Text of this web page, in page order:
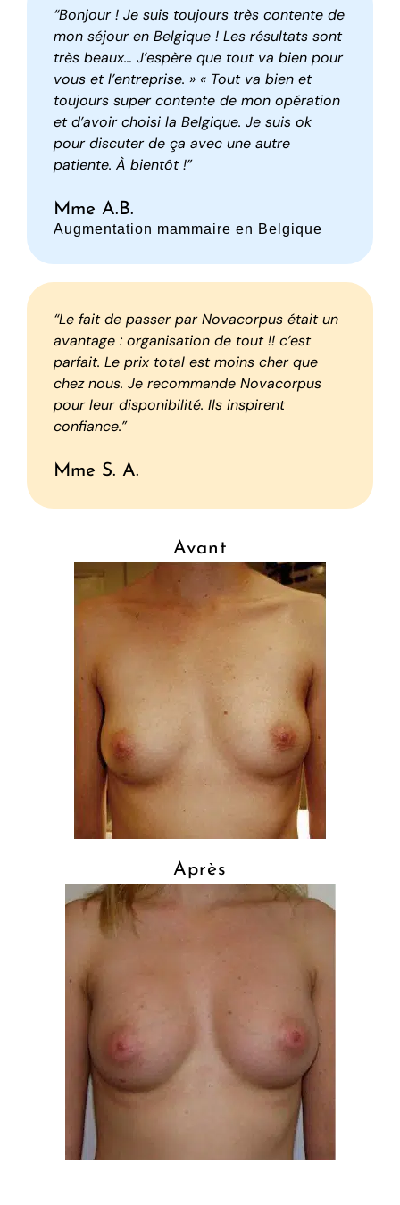
“Bonjour ! Je suis toujours très contente de
mon séjour en Belgique ! Les résultats sont
très beaux… J’espère que tout va bien pour
vous et l’entreprise. » « Tout va bien et
toujours super contente de mon opération
et d’avoir choisi la Belgique. Je suis ok
pour discuter de ça avec une autre
patiente. À bientôt !”
Mme A.B.
Augmentation mammaire en Belgique
“Le fait de passer par Novacorpus était un
avantage : organisation de tout !! c’est
parfait. Le prix total est moins cher que
chez nous. Je recommande Novacorpus
pour leur disponibilité. Ils inspirent
confiance.”
Mme S. A.
Avant
Après